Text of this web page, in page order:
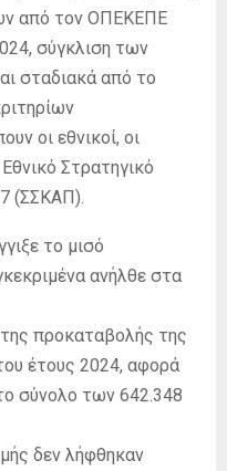
από τον ΟΠΕΚΕΠΕ
σύγκλιση των
σταδιακά από το
οι εθνικοί, οι
Στρατηγικό
(ΣΣΚΑΠ).
το μισό
ανήλθε στα
προκαταβολής της
έτους 2024, αφορά
σύνολο των 642.348
δεν λήφθηκαν